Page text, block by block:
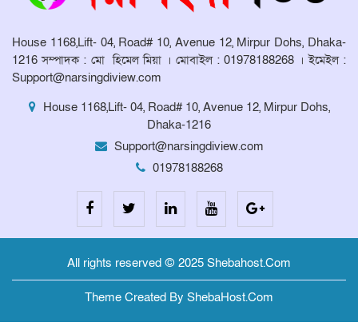
মনোহরদীতে উপজেলা দুর্যোগ ব্যবস্থাপনা
House 1168,Lift- 04, Road# 10, Avenue 12, Mirpur Dohs, Dhaka-
1216 সম্পাদক : মো হিমেল মিয়া । মোবাইল : 01978188268 । ইমেইল :
Support@narsingdiview.com
House 1168,Lift- 04, Road# 10, Avenue 12, Mirpur Dohs,
Dhaka-1216
Support@narsingdiview.com
01978188268
All rights reserved © 2025 Shebahost.Com
Theme Created By ShebaHost.Com